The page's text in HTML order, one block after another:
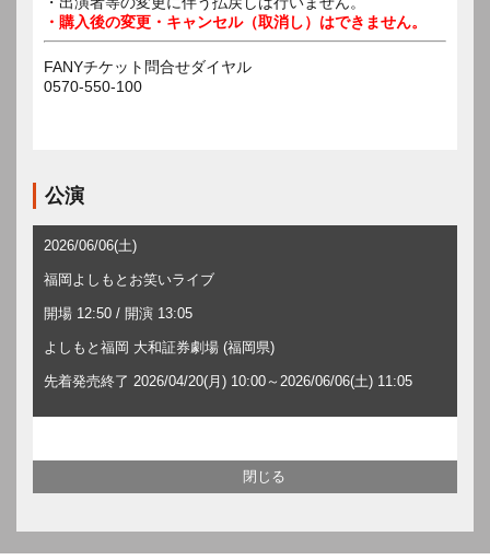
・購入後の変更・キャンセル（取消し）はできません。
FANYチケット問合せダイヤル
0570-550-100
公演
2026/06/06(土)
福岡よしもとお笑いライブ
開場 12:50 / 開演 13:05
よしもと福岡 大和証券劇場 (福岡県)
先着発売終了 2026/04/20(月) 10:00～2026/06/06(土) 11:05